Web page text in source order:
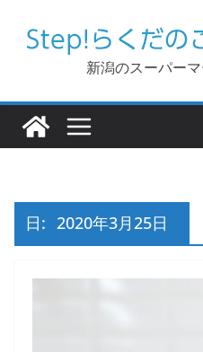
新潟のスーパー
日: 2020年3月25日